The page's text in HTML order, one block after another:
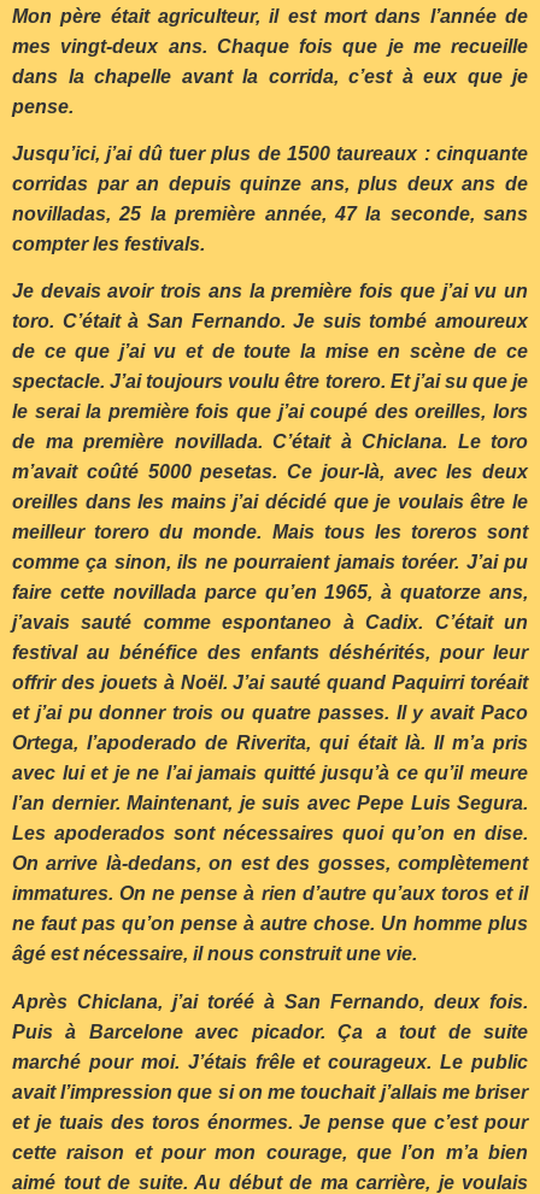
Mon père était agriculteur, il est mort dans l’année de
mes vingt-deux ans. Chaque fois que je me recueille
dans la chapelle avant la corrida, c’est à eux que je
pense.
Jusqu’ici, j’ai dû tuer plus de 1500 taureaux : cinquante
corridas par an depuis quinze ans, plus deux ans de
novilladas, 25 la première année, 47 la seconde, sans
compter les festivals.
Je devais avoir trois ans la première fois que j’ai vu un
toro. C’était à San Fernando. Je suis tombé amoureux
de ce que j’ai vu et de toute la mise en scène de ce
spectacle. J’ai toujours voulu être torero. Et j’ai su que je
le serai la première fois que j’ai coupé des oreilles, lors
de ma première novillada. C’était à Chiclana. Le toro
m’avait coûté 5000 pesetas. Ce jour-là, avec les deux
oreilles dans les mains j’ai décidé que je voulais être le
meilleur torero du monde. Mais tous les toreros sont
comme ça sinon, ils ne pourraient jamais toréer. J’ai pu
faire cette novillada parce qu’en 1965, à quatorze ans,
j’avais sauté comme espontaneo à Cadix. C’était un
festival au bénéfice des enfants déshérités, pour leur
offrir des jouets à Noël. J’ai sauté quand Paquirri toréait
et j’ai pu donner trois ou quatre passes. Il y avait Paco
Ortega, l’apoderado de Riverita, qui était là. Il m’a pris
avec lui et je ne l’ai jamais quitté jusqu’à ce qu’il meure
l’an dernier. Maintenant, je suis avec Pepe Luis Segura.
Les apoderados sont nécessaires quoi qu’on en dise.
On arrive là-dedans, on est des gosses, complètement
immatures. On ne pense à rien d’autre qu’aux toros et il
ne faut pas qu’on pense à autre chose. Un homme plus
âgé est nécessaire, il nous construit une vie.
Après Chiclana, j’ai toréé à San Fernando, deux fois.
Puis à Barcelone avec picador. Ça a tout de suite
marché pour moi. J’étais frêle et courageux. Le public
avait l’impression que si on me touchait j’allais me briser
et je tuais des toros énormes. Je pense que c’est pour
cette raison et pour mon courage, que l’on m’a bien
aimé tout de suite. Au début de ma carrière, je voulais